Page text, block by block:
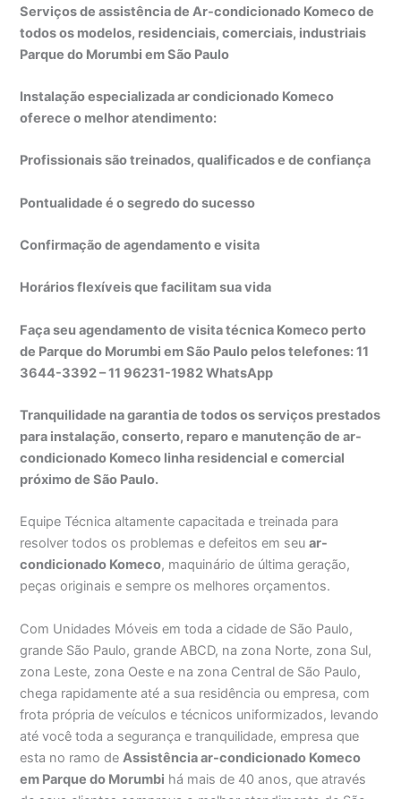
Serviços de assistência de Ar-condicionado Komeco de
todos os modelos, residenciais, comerciais, industriais
Parque do Morumbi em São Paulo
Instalação especializada ar condicionado Komeco
oferece o melhor atendimento:
Profissionais são treinados, qualificados e de confiança
Pontualidade é o segredo do sucesso
Confirmação de agendamento e visita
Horários flexíveis que facilitam sua vida
Faça seu agendamento de visita técnica Komeco perto
de Parque do Morumbi em São Paulo pelos telefones: 11
3644-3392 – 11 96231-1982 WhatsApp
Tranquilidade na garantia de todos os serviços prestados
para instalação, conserto, reparo e manutenção de ar-
condicionado Komeco linha residencial e comercial
próximo de São Paulo.
Equipe Técnica altamente capacitada e treinada para
resolver todos os problemas e defeitos em seuar-
condicionado Komeco, maquinário de última geração,
peças originais e sempre os melhores orçamentos.
Com Unidades Móveis em toda a cidade de São Paulo,
grande São Paulo, grande ABCD, na zona Norte, zona Sul,
zona Leste, zona Oeste e na zona Central de São Paulo,
chega rapidamente até a sua residência ou empresa, com
frota própria de veículos e técnicos uniformizados, levando
até você toda a segurança e tranquilidade, empresa que
esta no ramo deAssistência ar-condicionado Komeco
em Parque do Morumbi há mais de 40 anos, que através